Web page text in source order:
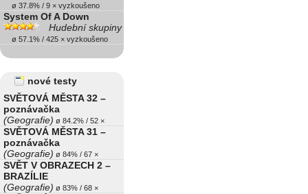
ø 37.8% / 9 × vyzkoušeno
System Of A Down
Hudební skupiny
ø 57.1% / 425 × vyzkoušeno
nové testy
SVĚTOVÁ MĚSTA 32 –
poznávačka
(Geografie) ø 84.2% / 52 ×
SVĚTOVÁ MĚSTA 31 –
poznávačka
(Geografie) ø 84% / 67 ×
SVĚT V OBRAZECH 2 –
BRAZÍLIE
(Geografie) ø 83% / 68 ×